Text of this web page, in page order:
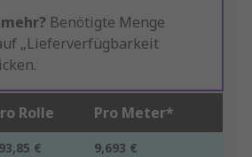
Benötigte Menge
„Lieferverfügbarkeit
Rolle Pro Meter*
€ 9,693 €